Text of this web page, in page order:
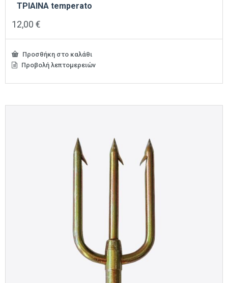
ΤΡΙΑΙΝΑ temperato
12,00 €
Προσθήκη στο καλάθι
Προβολή λεπτομερειών